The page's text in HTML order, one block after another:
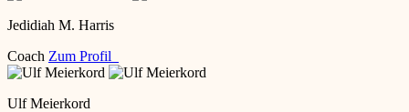
Jedidiah M. Harris
Coach Zum Profil
Ulf Meierkord